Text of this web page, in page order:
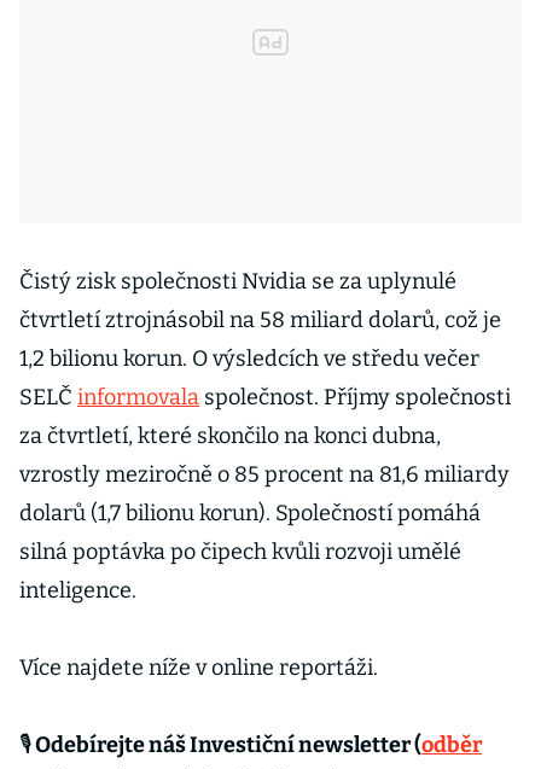
Čistý zisk společnosti Nvidia se za uplynulé
čtvrtletí ztrojnásobil na 58 miliard dolarů, což je
1,2 bilionu korun. O výsledcích ve středu večer
SELČ informovala společnost. Příjmy společnosti
za čtvrtletí, které skončilo na konci dubna,
vzrostly meziročně o 85 procent na 81,6 miliardy
dolarů (1,7 bilionu korun). Společností pomáhá
silná poptávka po čipech kvůli rozvoji umělé
inteligence.
Více najdete níže v online reportáži.
🎙 Odebírejte náš Investiční newsletter (odběr